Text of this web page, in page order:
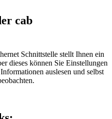
cab
Schnittstelle stellt Ihnen ein
dieses können Sie Einstellungen
auslesen und selbst